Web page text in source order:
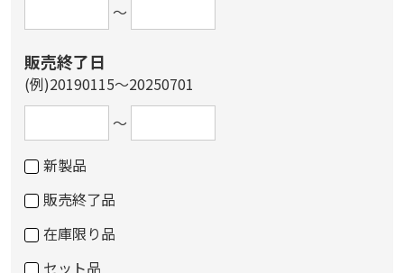
～
販売終了日
(例)20190115～20250701
～
新製品
販売終了品
在庫限り品
セット品